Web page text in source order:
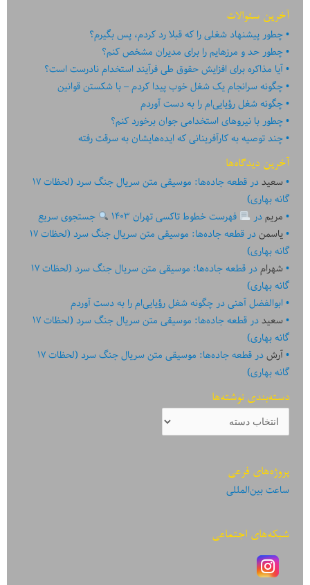
آخرین سئوالات
چطور پیشنهاد شغلی را که قبلا رد کردم، پس بگیرم؟
چطور حد و مرزهایم را برای مدیران مشخص کنم؟
آیا مذاکره برای افزایش حقوق طی فرآیند استخدام نادرست است؟
چگونه سرانجام یک شغل خوب پیدا کردم – با شکستن قوانین
چگونه شغل رؤیایی‌ام را به دست آوردم
چطور با نیروهای استخدامی جوان برخورد کنم؟
چند توصیه به کارآفرینانی که ایده‏‏‌‏‏‌هایشان به سرقت رفته
آخرین دیدگاه‌ها
سعیددر
قطعه جاده‌ها: موسیقی متن سریال جنگ سرد (لحظات ۱۷
گانه بهاری)
مریمدر فهرست خطوط تاکسی تهران ۱۴۰۳
جستجوی سریع
یاسمندر
قطعه جاده‌ها: موسیقی متن سریال جنگ سرد (لحظات ۱۷
گانه بهاری)
شهرامدر
قطعه جاده‌ها: موسیقی متن سریال جنگ سرد (لحظات ۱۷
گانه بهاری)
ابوالفضل آهنیدرچگونه شغل رؤیایی‌ام را به دست آوردم
سعیددر
قطعه جاده‌ها: موسیقی متن سریال جنگ سرد (لحظات ۱۷
گانه بهاری)
آرشدر
قطعه جاده‌ها: موسیقی متن سریال جنگ سرد (لحظات ۱۷
گانه بهاری)
دسته‌بندی نوشته‌ها
دسته‌بندی
نوشته‌ها
پروژه‌های فرعی
ساعت بین‌المللی
شبکه‌های اجتماعی